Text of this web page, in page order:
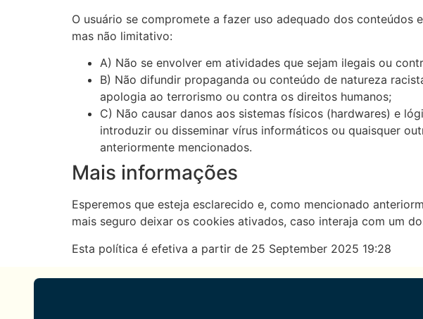
O usuário se compromete a fazer uso adequado dos
mas não limitativo:
A) Não se envolver em atividades que sejam ilegais ou
B) Não difundir propaganda ou conteúdo de natureza
apologia ao terrorismo ou contra os direitos humanos;
C) Não causar danos aos sistemas físicos (hardwares) e
introduzir ou disseminar vírus informáticos ou quaisquer
anteriormente mencionados.
Mais informações
Esperemos que esteja esclarecido e, como mencionado
mais seguro deixar os cookies ativados, caso interaja com um
Esta política é efetiva a partir de 25 September 2025 19:28